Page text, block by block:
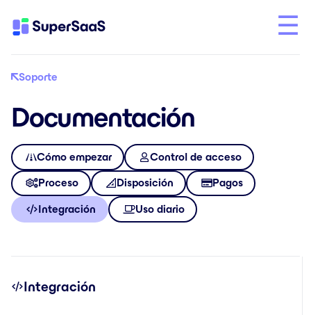
Soporte
Documentación
Cómo empezar Control de acceso
Proceso Disposición Pagos
Integración Uso diario
Integración